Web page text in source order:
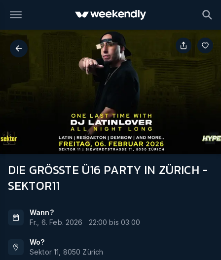
DIE GRÖSSTE Ü16 PARTY IN ZÜRICH -
SEKTOR11
Wann?
Fr., 6. Feb. 2026
22:00 bis03:00
Wo?
Sektor 11 8050 Zürich